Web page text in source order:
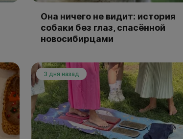
Она ничего не видит: история
собаки без глаз, спасённой
новосибирцами
3 дня назад